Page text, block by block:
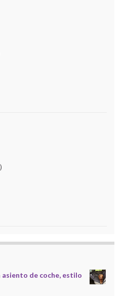
asiento de coche, estilo